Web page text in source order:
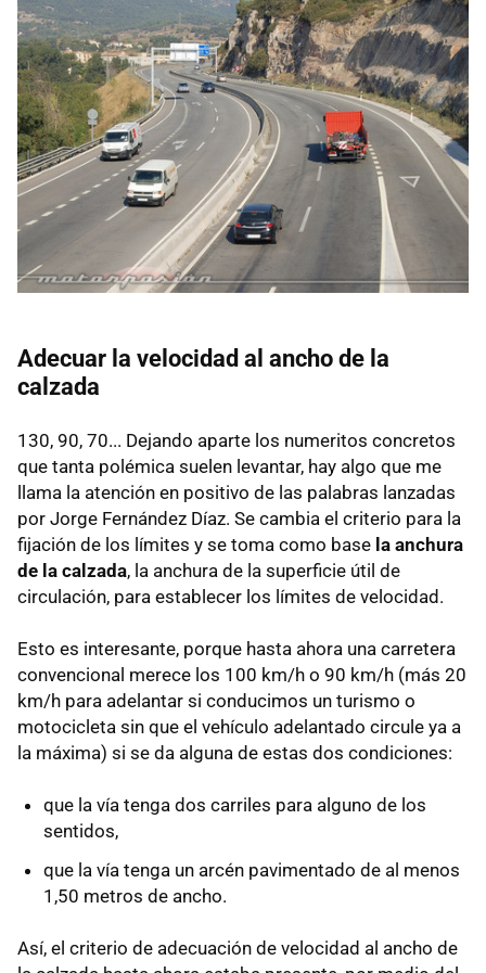
Adecuar la velocidad al ancho de la
calzada
130, 90, 70... Dejando aparte los numeritos concretos
que tanta polémica suelen levantar, hay algo que me
llama la atención en positivo de las palabras lanzadas
por Jorge Fernández Díaz. Se cambia el criterio para la
fijación de los límites y se toma como base la anchura
de la calzada, la anchura de la superficie útil de
circulación, para establecer los límites de velocidad.
Esto es interesante, porque hasta ahora una carretera
convencional merece los 100 km/h o 90 km/h (más 20
km/h para adelantar si conducimos un turismo o
motocicleta sin que el vehículo adelantado circule ya a
la máxima) si se da alguna de estas dos condiciones:
que la vía tenga dos carriles para alguno de los
sentidos,
que la vía tenga un arcén pavimentado de al menos
1,50 metros de ancho.
Así, el criterio de adecuación de velocidad al ancho de